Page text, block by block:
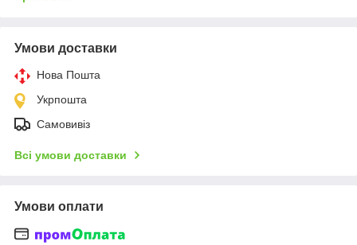
Умови доставки
Нова Пошта
Укрпошта
Самовивіз
Всі умови доставки
Умови оплати